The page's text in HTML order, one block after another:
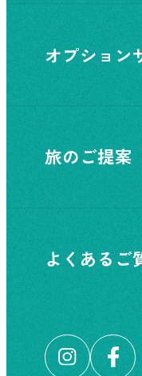
オプション
旅のご提案
よくあるご